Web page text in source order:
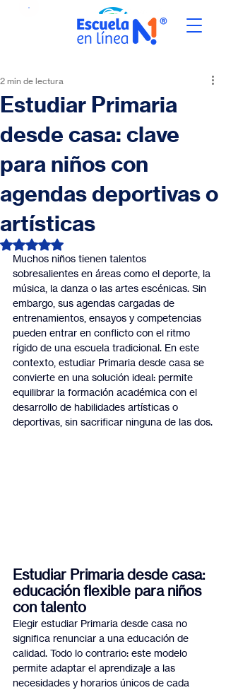
Estudiar Primaria
desde casa: clave
para niños con
agendas deportivas o
artísticas
2 min de lectura
Obtuvo NaN de 5 estrellas.
Muchos niños tienen talentos
sobresalientes en áreas como el deporte, la
música, la danza o las artes escénicas. Sin
embargo, sus agendas cargadas de
entrenamientos, ensayos y competencias
pueden entrar en conflicto con el ritmo
rígido de una escuela tradicional. En este
contexto, estudiar Primaria desde casa se
convierte en una solución ideal: permite
equilibrar la formación académica con el
desarrollo de habilidades artísticas o
deportivas, sin sacrificar ninguna de las dos.
Estudiar Primaria desde casa:
educación flexible para niños
con talento
Elegir estudiar Primaria desde casa no
significa renunciar a una educación de
calidad. Todo lo contrario: este modelo
permite adaptar el aprendizaje a las
necesidades y horarios únicos de cada